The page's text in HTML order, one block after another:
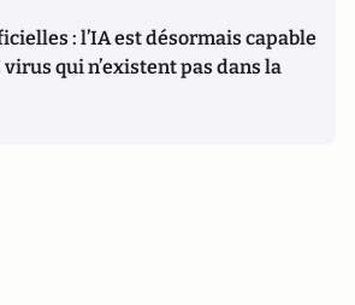
: l’IA est désormais capable
qui n’existent pas dans la